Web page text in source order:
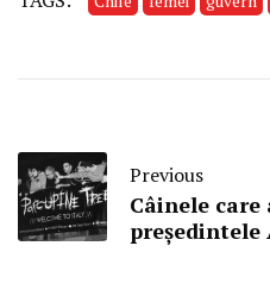
Previous
Câinele care
președintele